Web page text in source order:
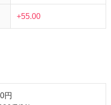
+55.00
円